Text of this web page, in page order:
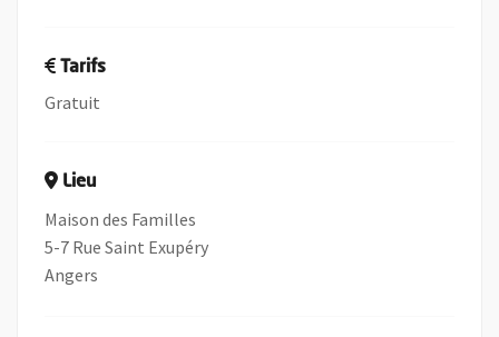
Tarifs
Gratuit
Lieu
Maison des Familles
5-7 Rue Saint Exupéry
Angers